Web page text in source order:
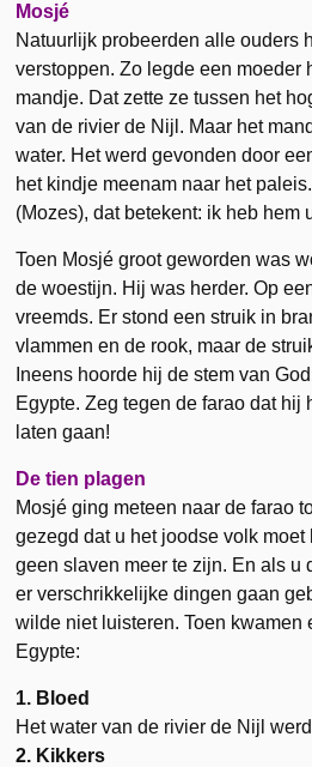
Mosjé
Natuurlijk probeerden alle ouders
verstoppen. Zo legde een moeder
mandje. Dat zette ze tussen het
van de rivier de Nijl. Maar het
water. Het werd gevonden door
het kindje meenam naar het
(Mozes), dat betekent: ik heb hem
Toen Mosjé groot geworden was
de woestijn. Hij was herder. Op
vreemds. Er stond een struik in
vlammen en de rook, maar de
Ineens hoorde hij de stem van
Egypte. Zeg tegen de farao dat hij
laten gaan!
De tien plagen
Mosjé ging meteen naar de farao
gezegd dat u het joodse volk
geen slaven meer te zijn. En als u
er verschrikkelijke dingen gaan
wilde niet luisteren. Toen kwamen
Egypte:
1. Bloed
Het water van de rivier de Nijl
2. Kikkers